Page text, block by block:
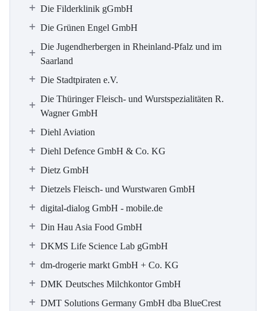
Die Filderklinik gGmbH
Die Grünen Engel GmbH
Die Jugendherbergen in Rheinland-Pfalz und im
Saarland
Die Stadtpiraten e.V.
Die Thüringer Fleisch- und Wurstspezialitäten R.
Wagner GmbH
Diehl Aviation
Diehl Defence GmbH & Co. KG
Dietz GmbH
Dietzels Fleisch- und Wurstwaren GmbH
digital-dialog GmbH - mobile.de
Din Hau Asia Food GmbH
DKMS Life Science Lab gGmbH
dm-drogerie markt GmbH + Co. KG
DMK Deutsches Milchkontor GmbH
DMT Solutions Germany GmbH dba BlueCrest